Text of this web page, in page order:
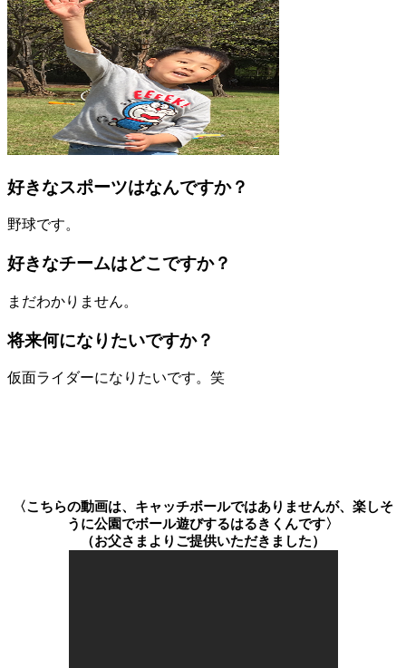
好きなスポーツはなんですか？
野球です。
好きなチームはどこですか？
まだわかりません。
将来何になりたいですか？
仮面ライダーになりたいです。笑
〈こちらの動画は、キャッチボールではありませんが、楽しそ
うに公園でボール遊びするはるきくんです〉
（お父さまよりご提供いただきました）